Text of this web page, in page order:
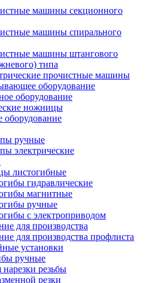
машины секционного
машины спирального
машины штангового
типа
прочистные машины
оборудование
оборудование
ножницы
оборудование
ручные
электрические
листогибные
гидравлические
магнитные
ручные
с электроприводом
для производства
для производства профлиста
установки
ручные
резьбы
резки